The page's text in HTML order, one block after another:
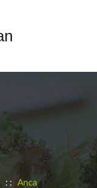
: : Anca